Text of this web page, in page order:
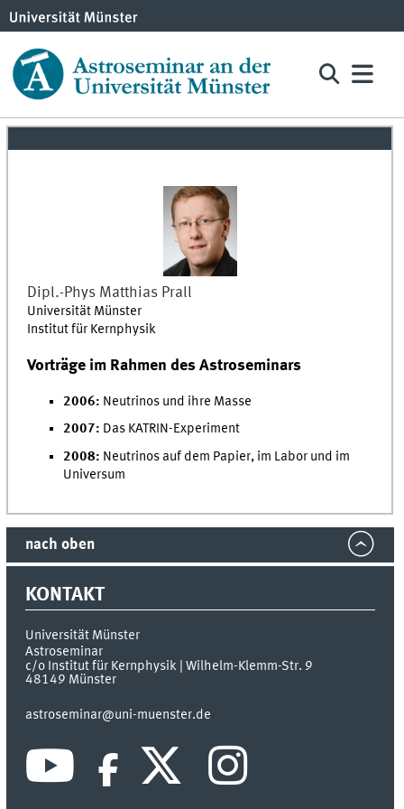
Dipl.-Phys Matthias Prall
Universität Münster
Institut für Kernphysik
Vorträge im Rahmen des Astroseminars
2006: Neutrinos und ihre Masse
2007: Das KATRIN-Experiment
2008: Neutrinos auf dem Papier, im Labor und im
Universum
nach oben
KONTAKT
Universität Münster
Astroseminar
c/o Institut für Kernphysik | Wilhelm-Klemm-Str. 9
48149 Münster
astroseminar@uni-muenster.de